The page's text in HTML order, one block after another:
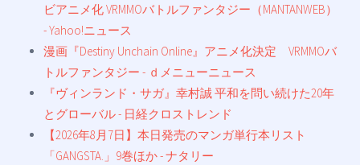
ビアニメ化 VRMMOバトルファンタジー（MANTANWEB）
- Yahoo!ニュース
漫画『Destiny Unchain Online』アニメ化決定 VRMMOバ
トルファンタジー - ｄメニューニュース
『ヴィンランド・サガ』幸村誠 平和を問い続けた20年
とグローバル - 日経クロストレンド
【2026年8月7日】本日発売のマンガ単行本リスト
「GANGSTA.」9巻ほか - ナタリー